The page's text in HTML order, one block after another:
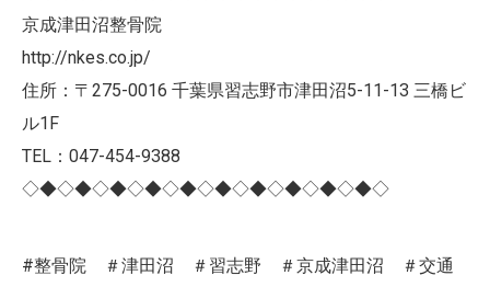
京成津田沼整骨院
http://nkes.co.jp/
住所：〒275-0016 千葉県習志野市津田沼5-11-13 三橋ビ
ル1F
TEL：047-454-9388
◇◆◇◆◇◆◇◆◇◆◇◆◇◆◇◆◇◆◇◆◇
#整骨院 ＃津田沼 ＃習志野 ＃京成津田沼 ＃交通